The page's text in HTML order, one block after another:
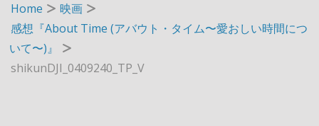
Home
映画
感想『About Time (アバウト・タイム〜愛おしい時間につ
いて〜)』
shikunDJI_0409240_TP_V